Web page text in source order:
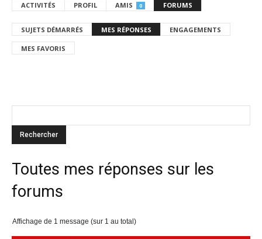
ACTIVITÉS PROFIL AMIS 0 FORUMS
SUJETS DÉMARRÉS MES RÉPONSES ENGAGEMENTS
MES FAVORIS
Toutes mes réponses sur les
forums
Affichage de 1 message (sur 1 au total)